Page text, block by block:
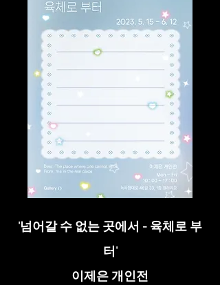
'넘어갈 수 없는 곳에서 - 육체로 부
터'
이제은 개인전